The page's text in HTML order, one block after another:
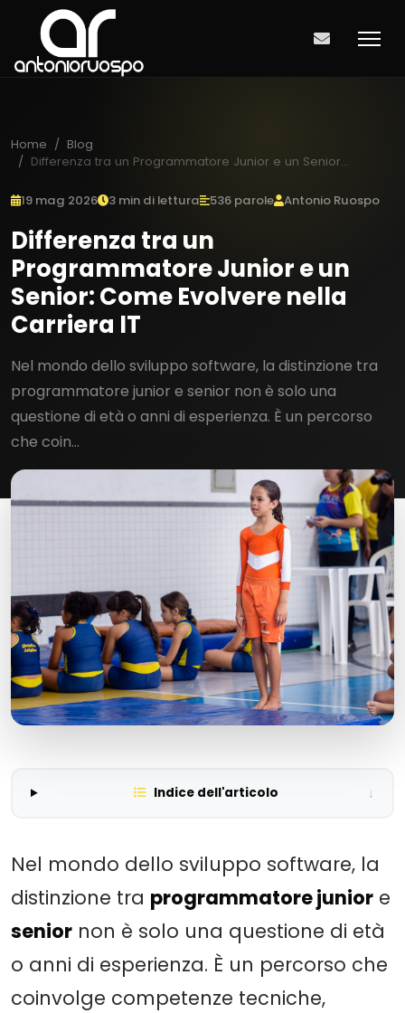
Home
Blog
Differenza tra un Programmatore Junior e un Senior...
19 mag 2026 3 min di lettura 536 parole Antonio Ruospo
Differenza tra un
Programmatore Junior e un
Senior: Come Evolvere nella
Carriera IT
Nel mondo dello sviluppo software, la distinzione tra
programmatore junior e senior non è solo una
questione di età o anni di esperienza. È un percorso
che coin...
Indice dell'articolo
Nel mondo dello sviluppo software, la
distinzione tra programmatore junior e
senior non è solo una questione di età
o anni di esperienza. È un percorso che
coinvolge competenze tecniche,